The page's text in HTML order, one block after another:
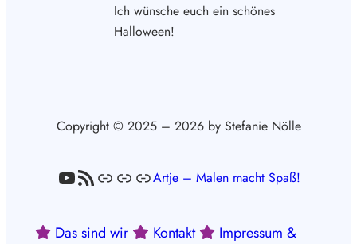
Ich wünsche euch ein schönes
Halloween!
Copyright © 2025 – 2026 by Stefanie Nölle
YouTube
RSS-FeedLinkLinkLinkArtje – Malen macht Spaß!
Das sind wir Kontakt
Impressum &